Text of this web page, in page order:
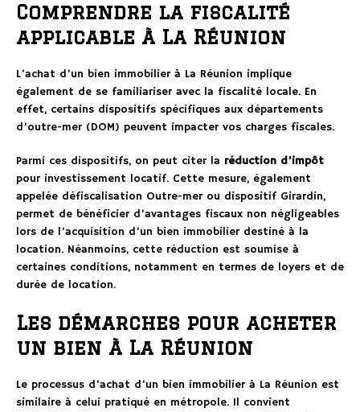
Comprendre la fiscalité
applicable à La Réunion
L’achat d’un bien immobilier à La Réunion implique
également de se familiariser avec la fiscalité locale. En
effet, certains dispositifs spécifiques aux départements
d’outre-mer (DOM) peuvent impacter vos charges fiscales.
Parmi ces dispositifs, on peut citer la réduction d’impôt
pour investissement locatif. Cette mesure, également
appelée défiscalisation Outre-mer ou dispositif Girardin,
permet de bénéficier d’avantages fiscaux non négligeables
lors de l’acquisition d’un bien immobilier destiné à la
location. Néanmoins, cette réduction est soumise à
certaines conditions, notamment en termes de loyers et de
durée de location.
Les démarches pour acheter
un bien à La Réunion
Le processus d’achat d’un bien immobilier à La Réunion est
similaire à celui pratiqué en métropole. Il convient